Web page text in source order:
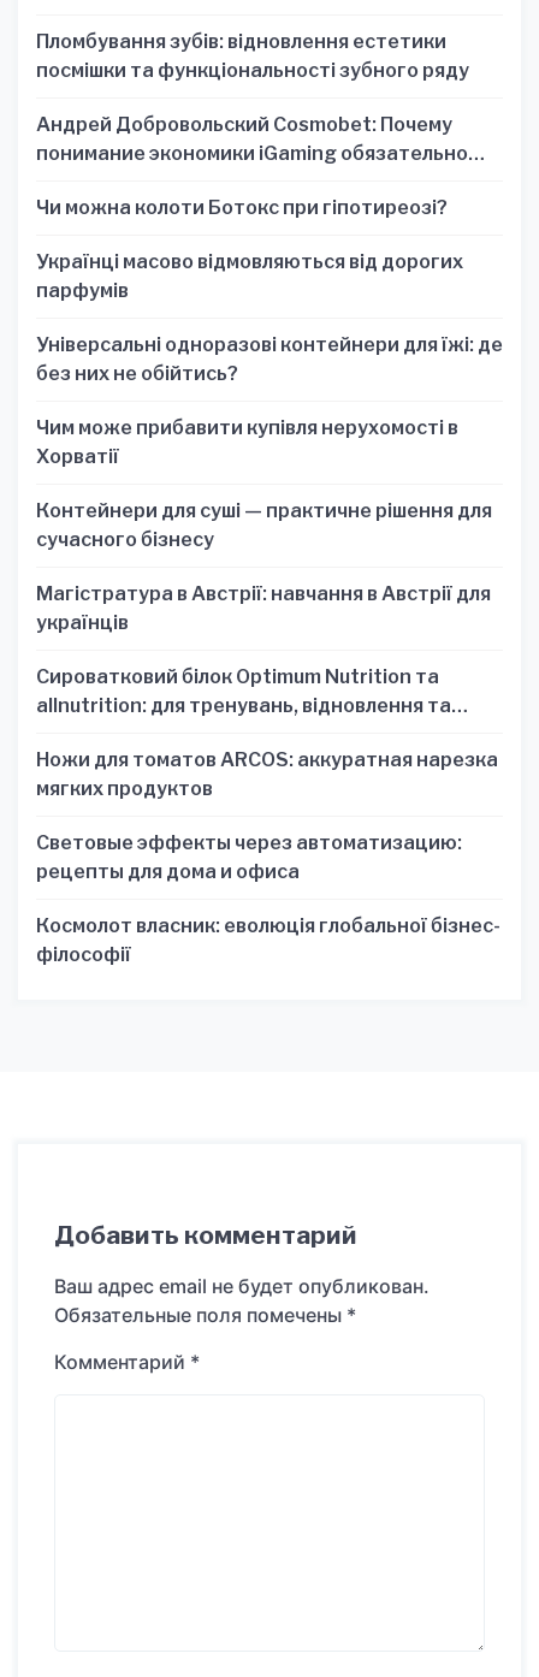
Пломбування зубів: відновлення естетики
посмішки та функціональності зубного ряду
Андрей Добровольский Cosmobet: Почему
понимание экономики iGaming обязательно
Чи можна колоти Ботокс при гіпотиреозі?
Українці масово відмовляються від дорогих
парфумів
Універсальні одноразові контейнери для їжі: де
без них не обійтись?
Чим може прибавити купівля нерухомості в
Хорватії
Контейнери для суші — практичне рішення для
сучасного бізнесу
Магістратура в Австрії: навчання в Австрії для
українців
Сироватковий білок Optimum Nutrition та
allnutrition: для тренувань, відновлення та
Ножи для томатов ARCOS: аккуратная нарезка
мягких продуктов
Световые эффекты через автоматизацию:
рецепты для дома и офиса
Космолот власник: еволюція глобальної бізнес-
філософії
Добавить комментарий
Ваш адрес email не будет опубликован.
Обязательные поля помечены *
Комментарий *